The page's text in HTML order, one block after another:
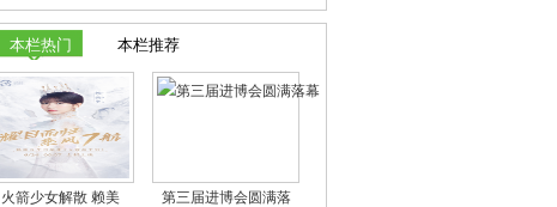
本栏热门 本栏推荐
火箭少女解散 赖美 第三届进博会圆满落